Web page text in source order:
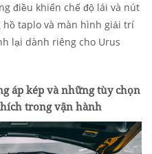
điều khiển chế độ lái và nút
hồ taplo và màn hình giải trí
lại dành riêng cho Urus
áp kép và những tùy chọn
trong vận hành